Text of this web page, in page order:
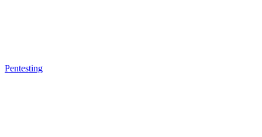
Pentesting